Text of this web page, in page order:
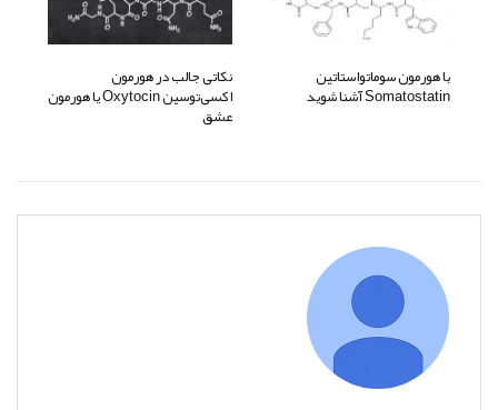
با هورمون سوماتواستاتین
Somatostatin آشنا شوید
نکاتی جالب در هورمون
اکسی‌توسین Oxytocin یا هورمون
عشق